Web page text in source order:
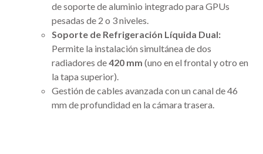
de soporte de aluminio integrado para GPUs
pesadas de 2 o 3 niveles.
Soporte de Refrigeración Líquida Dual:
Permite la instalación simultánea de dos
radiadores de420 mm (uno en el frontal y otro en
la tapa superior).
Gestión de cables avanzada con un canal de 46
mm de profundidad en la cámara trasera.